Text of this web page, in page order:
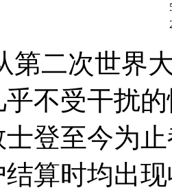
第二次世界
不受干扰
登至今为
算时均出